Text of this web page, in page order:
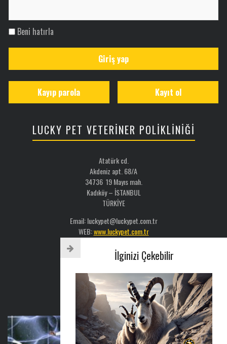
İlginizi Çekebilir
Beni hatırla
Giriş yap
Kayıt ol
Kayıp parola
LUCKY PET VETERİNER POLİKLİNİĞİ
Atatürk cd.
Akdeniz apt. 68/A
34736 19 Mayıs mah.
Kadıköy – İSTANBUL
TÜRKİYE
Email: luckypet@luckypet.com.tr
WEB:www.luckypet.com.tr
Tel : 0216 386 77 52
AYLIK BÜLTEN